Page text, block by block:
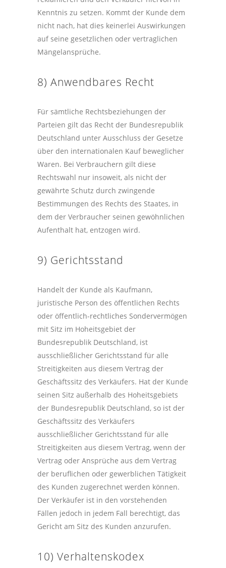
Kenntnis zu setzen. Kommt der Kunde dem
nicht nach, hat dies keinerlei Auswirkungen
auf seine gesetzlichen oder vertraglichen
Mängelansprüche.
8) Anwendbares Recht
Für sämtliche Rechtsbeziehungen der
Parteien gilt das Recht der Bundesrepublik
Deutschland unter Ausschluss der Gesetze
über den internationalen Kauf beweglicher
Waren. Bei Verbrauchern gilt diese
Rechtswahl nur insoweit, als nicht der
gewährte Schutz durch zwingende
Bestimmungen des Rechts des Staates, in
dem der Verbraucher seinen gewöhnlichen
Aufenthalt hat, entzogen wird.
9) Gerichtsstand
Handelt der Kunde als Kaufmann,
juristische Person des öffentlichen Rechts
oder öffentlich-rechtliches Sondervermögen
mit Sitz im Hoheitsgebiet der
Bundesrepublik Deutschland, ist
ausschließlicher Gerichtsstand für alle
Streitigkeiten aus diesem Vertrag der
Geschäftssitz des Verkäufers. Hat der Kunde
seinen Sitz außerhalb des Hoheitsgebiets
der Bundesrepublik Deutschland, so ist der
Geschäftssitz des Verkäufers
ausschließlicher Gerichtsstand für alle
Streitigkeiten aus diesem Vertrag, wenn der
Vertrag oder Ansprüche aus dem Vertrag
der beruflichen oder gewerblichen Tätigkeit
des Kunden zugerechnet werden können.
Der Verkäufer ist in den vorstehenden
Fällen jedoch in jedem Fall berechtigt, das
Gericht am Sitz des Kunden anzurufen.
10) Verhaltenskodex